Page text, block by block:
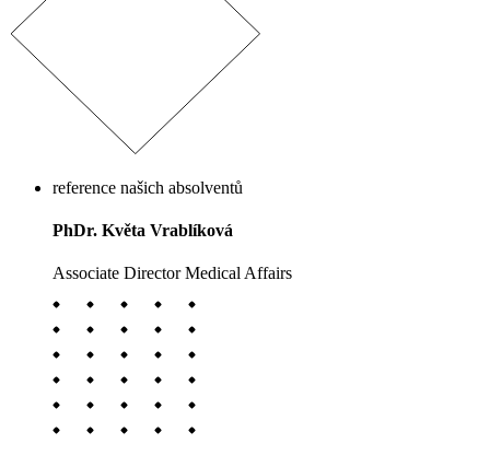
reference našich absolventů
PhDr. Květa Vrablíková
Associate Director Medical Affairs